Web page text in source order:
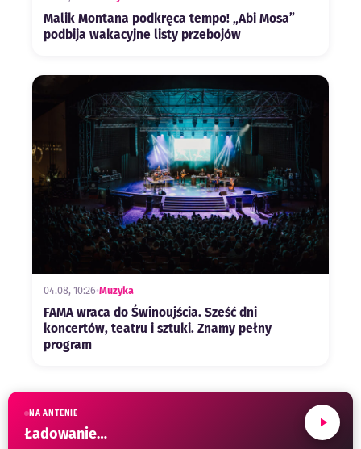
Malik Montana podkręca tempo! „Abi Mosa”
podbija wakacyjne listy przebojów
04.08, 10:26•Muzyka
FAMA wraca do Świnoujścia. Sześć dni
koncertów, teatru i sztuki. Znamy pełny
program
NA ANTENIE
Ładowanie…